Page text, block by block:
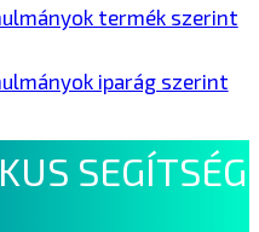
termék szerint
iparág szerint
SEGÍTSÉG